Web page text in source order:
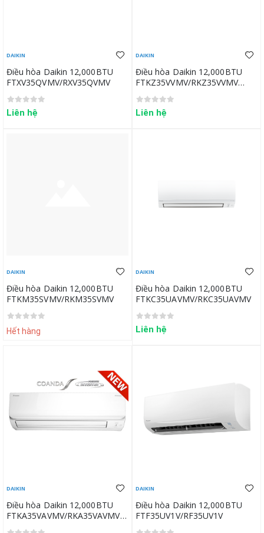
DAIKIN
Điều hòa Daikin 12,000BTU
FTXV35QVMV/RXV35QVMV
Liên hệ
DAIKIN
Điều hòa Daikin 12,000BTU
FTKZ35VVMV/RKZ35VVMV
Liên hệ
DAIKIN
Điều hòa Daikin 12,000BTU
FTKM35SVMV/RKM35SVMV
Hết hàng
DAIKIN
Điều hòa Daikin 12,000BTU
FTKC35UAVMV/RKC35UAVMV
Liên hệ
DAIKIN
Điều hòa Daikin 12,000BTU
FTKA35VAVMV/RKA35VAVMV
DAIKIN
Điều hòa Daikin 12,000BTU
FTF35UV1V/RF35UV1V